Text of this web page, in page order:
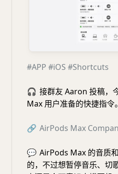
#APP #iOS #Shortcuts
🎧 接群友 Aaron 投稿，
Max 用户准备的快捷指令。
🔗 AirPods Max
💬 AirPods Max 的音质
的，不过想暂停音乐、切